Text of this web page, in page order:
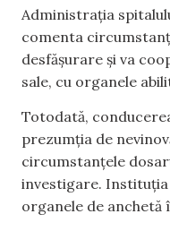
Administrația
comenta
desfășurare și va
sale, cu organele
Totodată,
prezumția de
circumstanțele
investigare. Instituția
organele de